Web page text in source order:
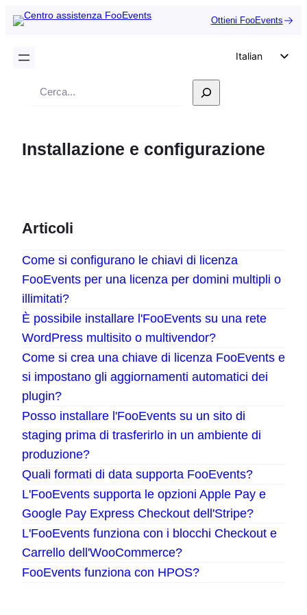
Ottieni FooEvents
Italian
Spanish
Greek
Ricerca
Installazione e configurazione
Articoli
Come si configurano le chiavi di licenza
FooEvents per una licenza per domini multipli o
illimitati?
È possibile installare l'FooEvents su una rete
WordPress multisito o multivendor?
Come si crea una chiave di licenza FooEvents e
si impostano gli aggiornamenti automatici dei
plugin?
Posso installare l'FooEvents su un sito di
staging prima di trasferirlo in un ambiente di
produzione?
Quali formati di data supporta FooEvents?
L'FooEvents supporta le opzioni Apple Pay e
Google Pay Express Checkout dell'Stripe?
L'FooEvents funziona con i blocchi Checkout e
Carrello dell'WooCommerce?
FooEvents funziona con HPOS?